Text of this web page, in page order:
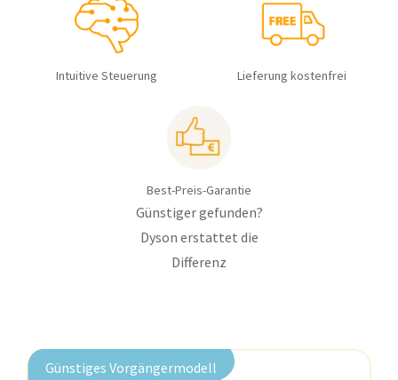
Intuitive Steuerung Lieferung kostenfrei
Best-Preis-Garantie
Günstiger gefunden?
Dyson erstattet die
Differenz
Günstiges Vorgängermodell